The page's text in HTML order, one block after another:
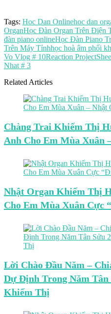
Tags: Hoc Dan Onlinehoc dan
OrganHọc Đàn Organ Trên Điện
đàn piano onlineHọc Đàn Piano
Trên Máy Tínhhọc hoà âm phối
Vo Vlog # 10Reaction Project
Nhat # 3
Related Articles
Chàng Trai Khiếm Thị
Anh Cho Em Mùa Xuân
Nhật Organ Khiếm Thị
Cho Em Mùa Xuân Cực
Lời Chào Đầu Năm –
Dự Định Trong Năm Tân
Khiếm Thị